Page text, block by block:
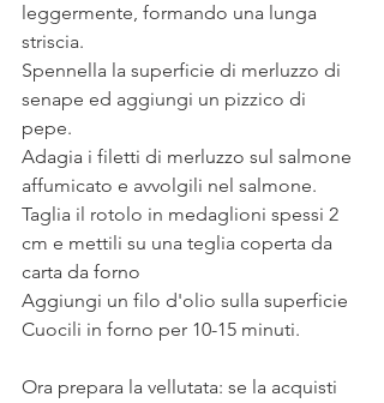
leggermente, formando una lunga
striscia.
Spennella la superficie di merluzzo di
senape ed aggiungi un pizzico di
pepe.
Adagia i filetti di merluzzo sul salmone
affumicato e avvolgili nel salmone.
Taglia il rotolo in medaglioni spessi 2
cm e mettili su una teglia coperta da
carta da forno
Aggiungi un filo d'olio sulla superficie
Cuocili in forno per 10-15 minuti.
Ora prepara la vellutata: se la acquisti